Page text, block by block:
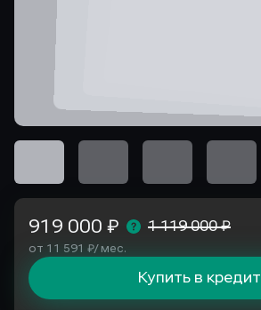
919 000 ₽ 1 119 000 ₽
от 11 591 ₽/ мес.
Купить в кредит